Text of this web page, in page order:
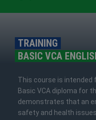
BEHEERDER
/
ATEX
/
NEN3140
TRAINING
BASIC VCA
This course is intended
Basic VCA diploma for
demonstrates that an
safety and health issues.